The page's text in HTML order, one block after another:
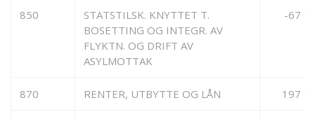
850
STATSTILSK. KNYTTET T.
BOSETTING OG INTEGR. AV
FLYKTN. OG DRIFT AV
ASYLMOTTAK
-67
870 RENTER, UTBYTTE OG LÅN 197